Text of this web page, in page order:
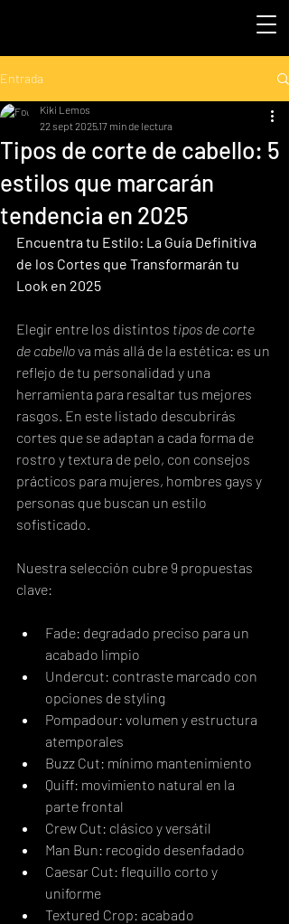
Entrada
Tipos de corte de cabello: 5
estilos que marcarán
tendencia en 2025
Kiki Lemos
22 sept 202517 min de lectura
Encuentra tu Estilo: La Guía Definitiva
de los Cortes que Transformarán tu
Look en 2025
Elegir entre los distintos tipos de corte
de cabello va más allá de la estética: es un
reflejo de tu personalidad y una
herramienta para resaltar tus mejores
rasgos. En este listado descubrirás
cortes que se adaptan a cada forma de
rostro y textura de pelo, con consejos
prácticos para mujeres, hombres gays y
personas que buscan un estilo
sofisticado.
Nuestra selección cubre 9 propuestas
clave:
Fade: degradado preciso para un
acabado limpio
Undercut: contraste marcado con
opciones de styling
Pompadour: volumen y estructura
atemporales
Buzz Cut: mínimo mantenimiento
Quiff: movimiento natural en la
parte frontal
Crew Cut: clásico y versátil
Man Bun: recogido desenfadado
Caesar Cut: flequillo corto y
uniforme
Textured Crop: acabado